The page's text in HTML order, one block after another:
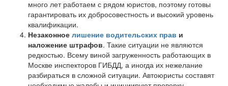
много лет работаем с рядом юристов, поэтому готовы
гарантировать их добросовестность и высокий уровень
квалификации.
Незаконное лишение водительских прав и
наложение штрафов. Такие ситуации не являются
редкостью. Всему виной загруженность работающих в
Москве инспекторов ГИБДД, а иногда их нежелание
разбираться в сложной ситуации. Автоюристы составят